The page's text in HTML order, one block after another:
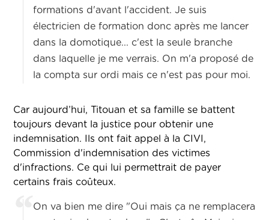
formations d'avant l'accident. Je suis
électricien de formation donc après me lancer
dans la domotique... c'est la seule branche
dans laquelle je me verrais. On m'a proposé de
la compta sur ordi mais ce n'est pas pour moi.
Car aujourd’hui, Titouan et sa famille se battent
toujours devant la justice pour obtenir une
indemnisation. Ils ont fait appel à la CIVI,
Commission d'indemnisation des victimes
d'infractions. Ce qui lui permettrait de payer
certains frais coûteux.
On va bien me dire "Oui mais ça ne remplacera